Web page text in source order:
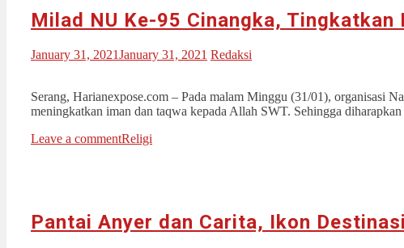
Milad NU Ke-95 Cinangka, Tingkatkan
January 31, 2021January 31, 2021 Redaksi
Serang, Harianexpose.com – Pada malam Minggu (31/01), organisasi
meningkatkan iman dan taqwa kepada Allah SWT. Sehingga
Leave a commentReligi
Pantai Anyer dan Carita, Ikon